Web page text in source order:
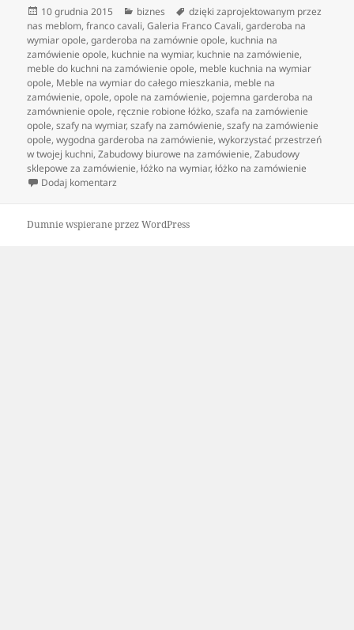
Data
publikacji
10 grudnia 2015 Kategorie
biznes Tagi
dzięki zaprojektowanym przez
nas meblom,franco cavali,Galeria Franco Cavali,garderoba na
wymiar opole,garderoba na zamównie opole, kuchnia na
zamówienie opole, kuchnie na wymiar, kuchnie na zamówienie,
meble do kuchni na zamówienie opole, meble kuchnia na wymiar
opole, Meble na wymiar do całego mieszkania, meble na
zamówienie,opole,opole na zamówienie, pojemna garderoba na
zamównienie opole, ręcznie robione łóżko,szafa na zamówienie
opole,szafy na wymiar,szafy na zamówienie,szafy na zamówienie
opole,wygodna garderoba na zamówienie,wykorzystać przestrzeń
w twojej kuchni,Zabudowy biurowe na zamówienie,Zabudowy
sklepowe za zamówienie,łóżko na wymiar,łóżko na zamówienie
Dodaj komentarz
Dumnie wspierane przez WordPress